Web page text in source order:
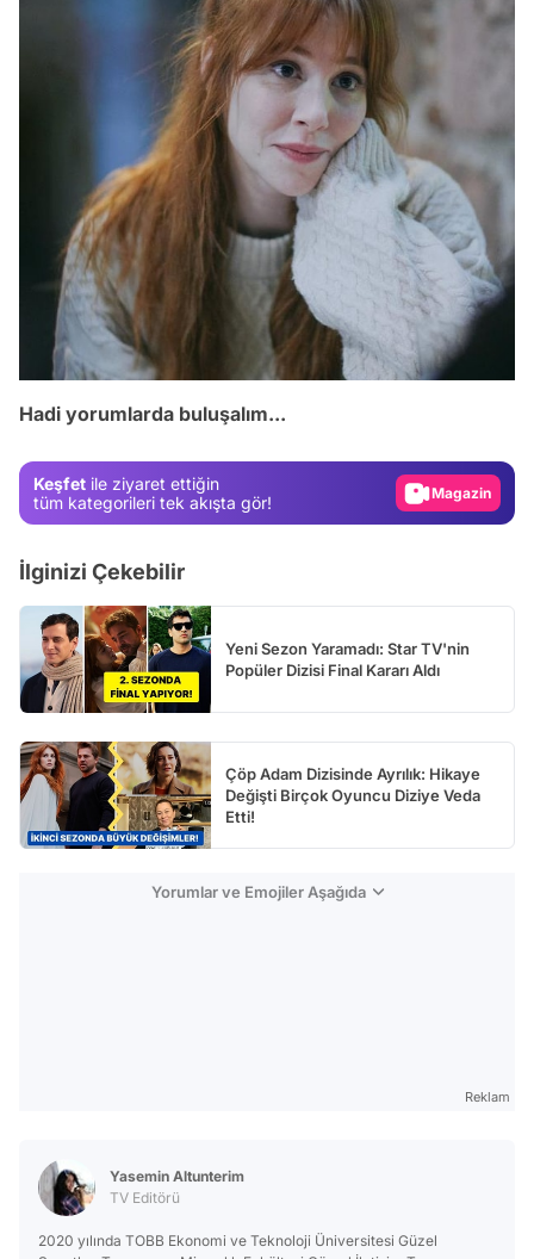
Hadi yorumlarda buluşalım...
Keşfet ile ziyaret ettiğin
tüm kategorileri tek akışta gör!
Video
Video
İlginizi Çekebilir
Yeni Sezon Yaramadı: Star TV'nin
Popüler Dizisi Final Kararı Aldı
Çöp Adam Dizisinde Ayrılık: Hikaye
Değişti Birçok Oyuncu Diziye Veda
Etti!
Yorumlar ve Emojiler Aşağıda
Reklam
Yasemin Altunterim
TV Editörü
2020 yılında TOBB Ekonomi ve Teknoloji Üniversitesi Güzel